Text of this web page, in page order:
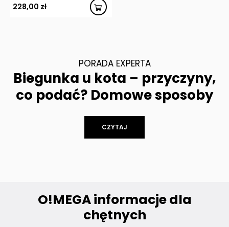
228,00 zł
PORADA EXPERTA
Biegunka u kota – przyczyny,
co podać? Domowe sposoby
CZYTAJ
O!MEGA informacje dla
chętnych